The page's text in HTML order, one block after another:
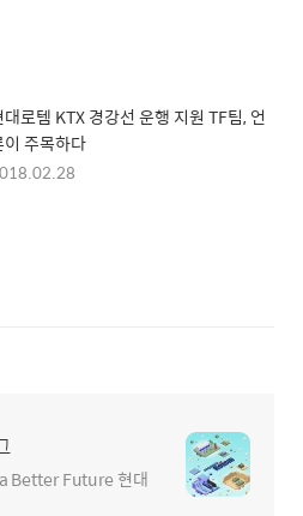
로템 KTX 경강선 운행 지원 TF팀, 언
이 주목하다
Better Future 현대